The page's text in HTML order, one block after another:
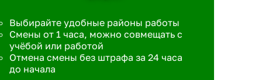
Выбирайте удобные районы работы
Смены от 1 часа, можно совмещать с
учёбой или работой
Отмена смены без штрафа за 24 часа
до начала